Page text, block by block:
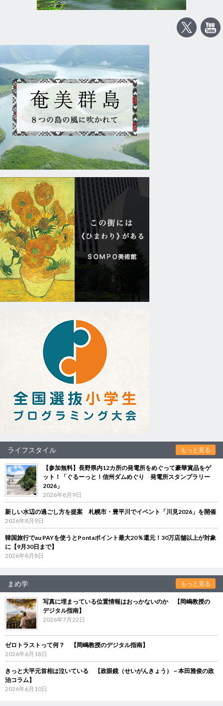
ライフスタイル もっと見る
【参加無料】長野県内12カ所の発電所をめぐって豪華賞品をゲ
ット！「ぐるーっと！信州ダムめぐり 発電所スタンプラリー
2026」
2026年8月9日
新しい水辺の過ごし方を提案 札幌市・豊平川でイベント「川見2026」を開催
2026年8月9日
韓国旅行でau PAYを使うとPontaポイント最大20％還元！30万店舗以上が対象
に【9月30日まで】
2026年8月8日
まめ学 もっと見る
写真に埋まっている位置情報はおっかないのか 【岡嶋教授の
デジタル指南】
2026年7月22日
ゼロトラストって何？ 【岡嶋教授のデジタル指南】
2026年6月18日
きっと大平元首相は泣いている 【政眼鏡（せいがんきょう）－本田雅俊の政
治コラム】
2026年6月10日